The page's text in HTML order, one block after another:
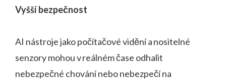
Vyšší bezpečnost
AI nástroje jako počítačové vidění a nositelné
senzory mohou v reálném čase odhalit
nebezpečné chování nebo nebezpečí na